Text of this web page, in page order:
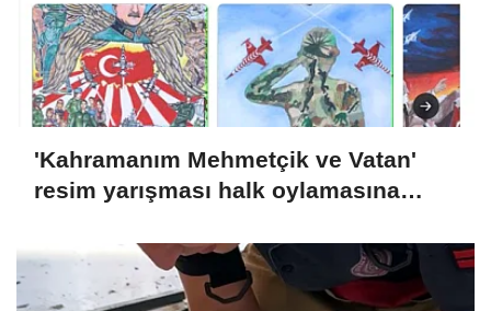
'Kahramanım Mehmetçik ve Vatan'
resim yarışması halk oylamasına